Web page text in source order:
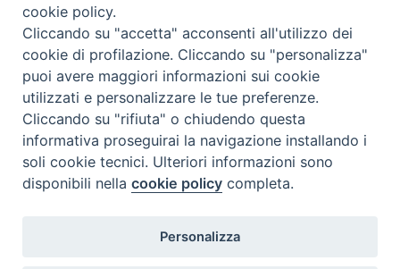
Contatti & Info
C.ne Aurelia, 50 – 00165 Roma
Contatti
Scrivi a: cnvf@chiesacattolica.it
cookie policy.
Cliccando su "accetta" acconsenti all'utilizzo dei
cookie di profilazione. Cliccando su "personalizza"
puoi avere maggiori informazioni sui cookie
utilizzati e personalizzare le tue preferenze.
Cliccando su "rifiuta" o chiudendo questa
informativa proseguirai la navigazione installando i
soli cookie tecnici. Ulteriori informazioni sono
disponibili nellacookie policy completa.
Personalizza